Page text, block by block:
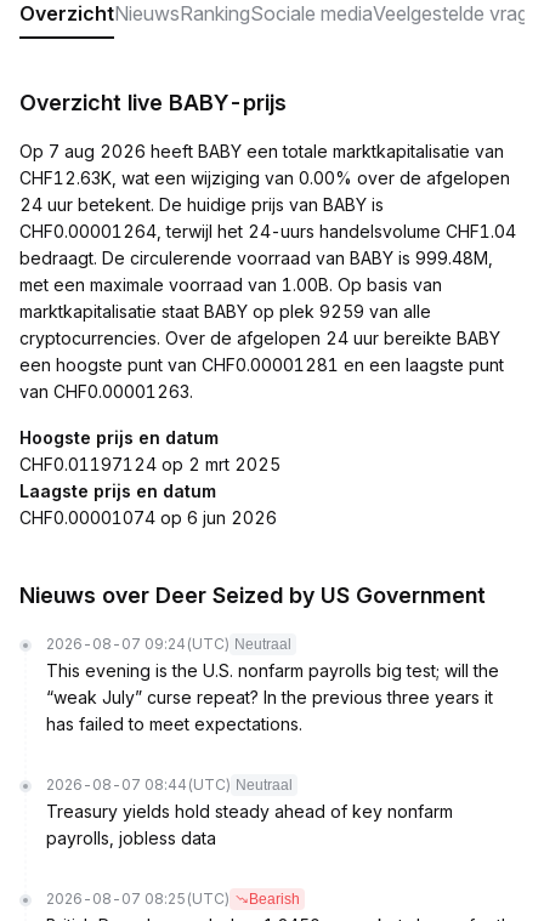
OverzichtNieuwsRankingSociale mediaVeelgestelde
Overzicht live BABY-prijs
Op 7 aug 2026 heeft BABY een totale marktkapitalisatie van
CHF12.63K, wat een wijziging van 0.00% over de afgelopen
24 uur betekent. De huidige prijs van BABY is
CHF0.00001264, terwijl het 24-uurs handelsvolume CHF1.04
bedraagt. De circulerende voorraad van BABY is 999.48M,
met een maximale voorraad van 1.00B. Op basis van
marktkapitalisatie staat BABY op plek 9259 van alle
cryptocurrencies. Over de afgelopen 24 uur bereikte BABY
een hoogste punt van CHF0.00001281 en een laagste punt
van CHF0.00001263.
Hoogste prijs en datum
CHF0.01197124 op 2 mrt 2025
Laagste prijs en datum
CHF0.00001074 op 6 jun 2026
Nieuws over Deer Seized by US Government
2026-08-07 09:24 (UTC) Neutraal
This evening is the U.S. nonfarm payrolls big test; will the
“weak July” curse repeat? In the previous three years it
has failed to meet expectations.
2026-08-07 08:44 (UTC) Neutraal
Treasury yields hold steady ahead of key nonfarm
payrolls, jobless data
2026-08-07 08:25 (UTC) Bearish